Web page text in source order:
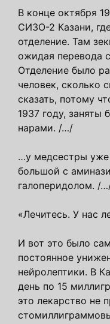
В конце октября
СИЗО-2 Казани,
отделение. Там
ожидая перевода
Отделение было
человек, сколько
сказать, потому
1937 году, заняты
нарами. /…/
…у медсестры
большой с
галоперидолом. /
«Лечитесь. У нас
И вот это было
постоянное
нейролептики. В
день по 15
это лекарство не